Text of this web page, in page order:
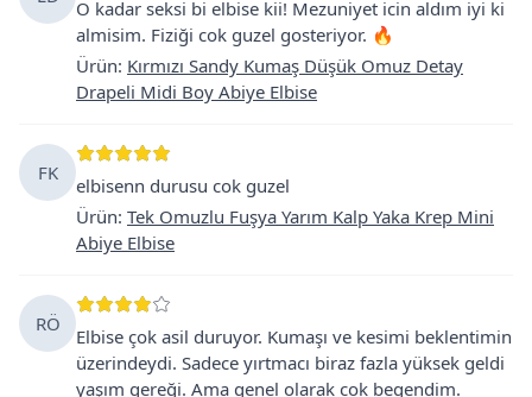
O kadar seksi bi elbise kii! Mezuniyet icin aldım iyi ki
almisim. Fiziği cok guzel gosteriyor. 🔥
Ürün: Kırmızı Sandy Kumaş Düşük Omuz Detay
Drapeli Midi Boy Abiye Elbise
FK
elbisenn durusu cok guzel
Ürün: Tek Omuzlu Fuşya Yarım Kalp Yaka Krep Mini
Abiye Elbise
RÖ
Elbise çok asil duruyor. Kumaşı ve kesimi beklentimin
üzerindeydi. Sadece yırtmacı biraz fazla yüksek geldi
yaşım gereği. Ama genel olarak cok begendim.